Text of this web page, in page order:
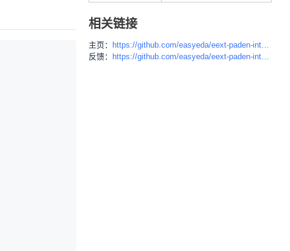
相关链接
主页：
https://github.com/easyeda/eext-paden-integration
反馈：
https://github.com/easyeda/eext-paden-integration/issues